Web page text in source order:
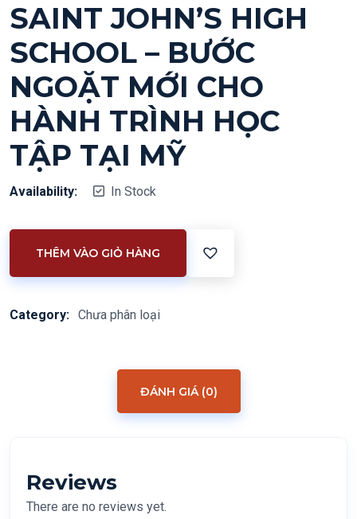
SAINT JOHN’S HIGH
SCHOOL – BƯỚC
NGOẶT MỚI CHO
HÀNH TRÌNH HỌC
TẬP TẠI MỸ
Availability: In Stock
THÊM VÀO GIỎ HÀNG
Category: Chưa phân loại
ĐÁNH GIÁ (0)
Reviews
There are no reviews yet.